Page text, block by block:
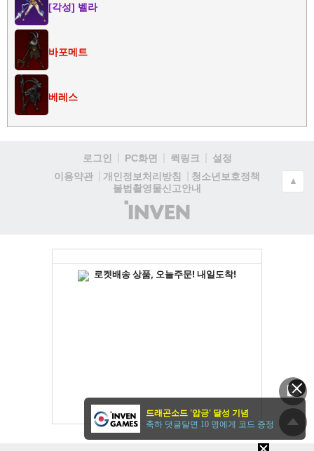
[각성] 벨라
바포메트
베레스
로그인 PC화면 퀵링크
설정
이용약관
개인정보처리방침
청소년보호정책
불법촬영물신고안내
(주)
인
▲
드래곤소드 '압긍' 달성 기념
축하 댓글달면 10 명에게 코드 증정